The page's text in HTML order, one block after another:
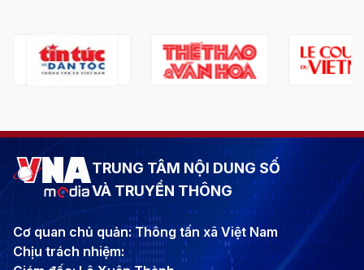
TRUNG TÂM NỘI DUNG SỐ
VÀ TRUYỀN THÔNG
Cơ quan chủ quản: Thông tấn xã Việt Nam
Chịu trách nhiệm: